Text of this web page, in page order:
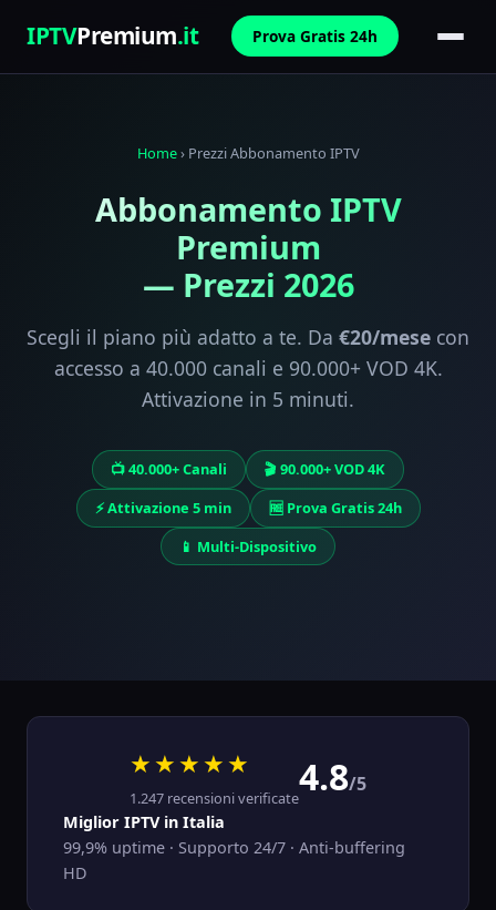
IPTVPremium.it Prova Gratis 24h
Home› Prezzi Abbonamento IPTV
Abbonamento IPTV
Premium
— Prezzi 2026
Scegli il piano più adatto a te. Da €20/mese con
accesso a 40.000 canali e 90.000+ VOD 4K.
Attivazione in 5 minuti.
📺 40.000+ Canali
🎬 90.000+ VOD 4K
⚡ Attivazione 5 min
🆓 Prova Gratis 24h
📱 Multi-Dispositivo
★★★★★
1.247 recensioni verificate4.8/5
Miglior IPTV in Italia
99,9% uptime · Supporto 24/7 · Anti-buffering
HD